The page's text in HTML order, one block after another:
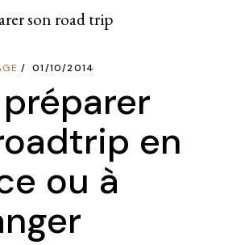
01/10/2014
en
ou à